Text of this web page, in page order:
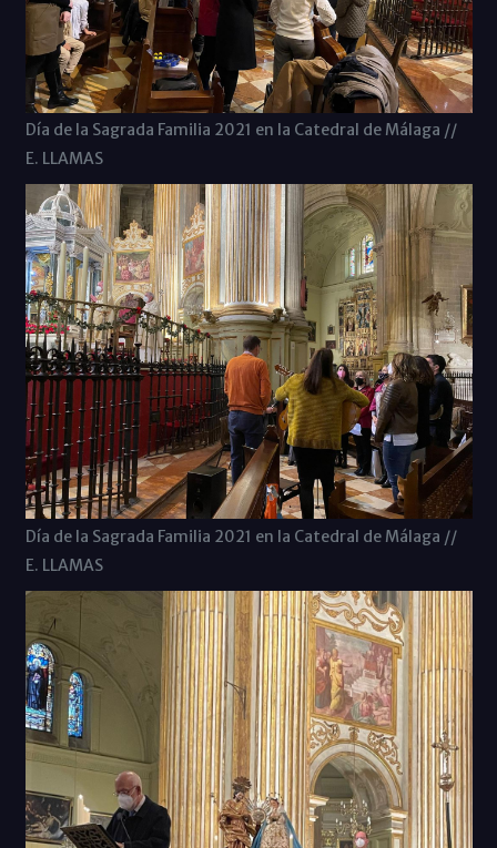
Día de la Sagrada Familia 2021 en la Catedral de Málaga //
E. LLAMAS
Día de la Sagrada Familia 2021 en la Catedral de Málaga //
E. LLAMAS